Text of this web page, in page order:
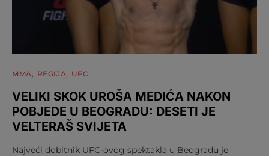
MMA REGIJA UFC
VELIKI SKOK UROŠA MEDIĆA NAKON
POBJEDE U BEOGRADU: DESETI JE
VELTERAŠ SVIJETA
Najveći dobitnik UFC-ovog spektakla u Beogradu je